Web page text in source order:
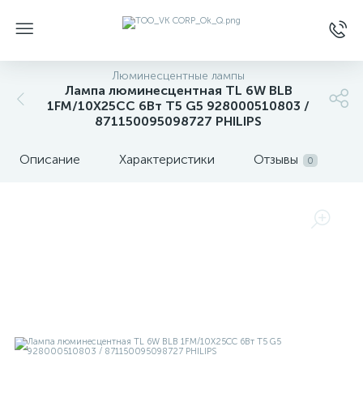
Люминесцентные лампы
Лампа люминесцентная TL 6W BLB
1FM/10X25CC 6Вт T5 G5 928000510803 /
871150095098727 PHILIPS
Описание Характеристики Отзывы 0